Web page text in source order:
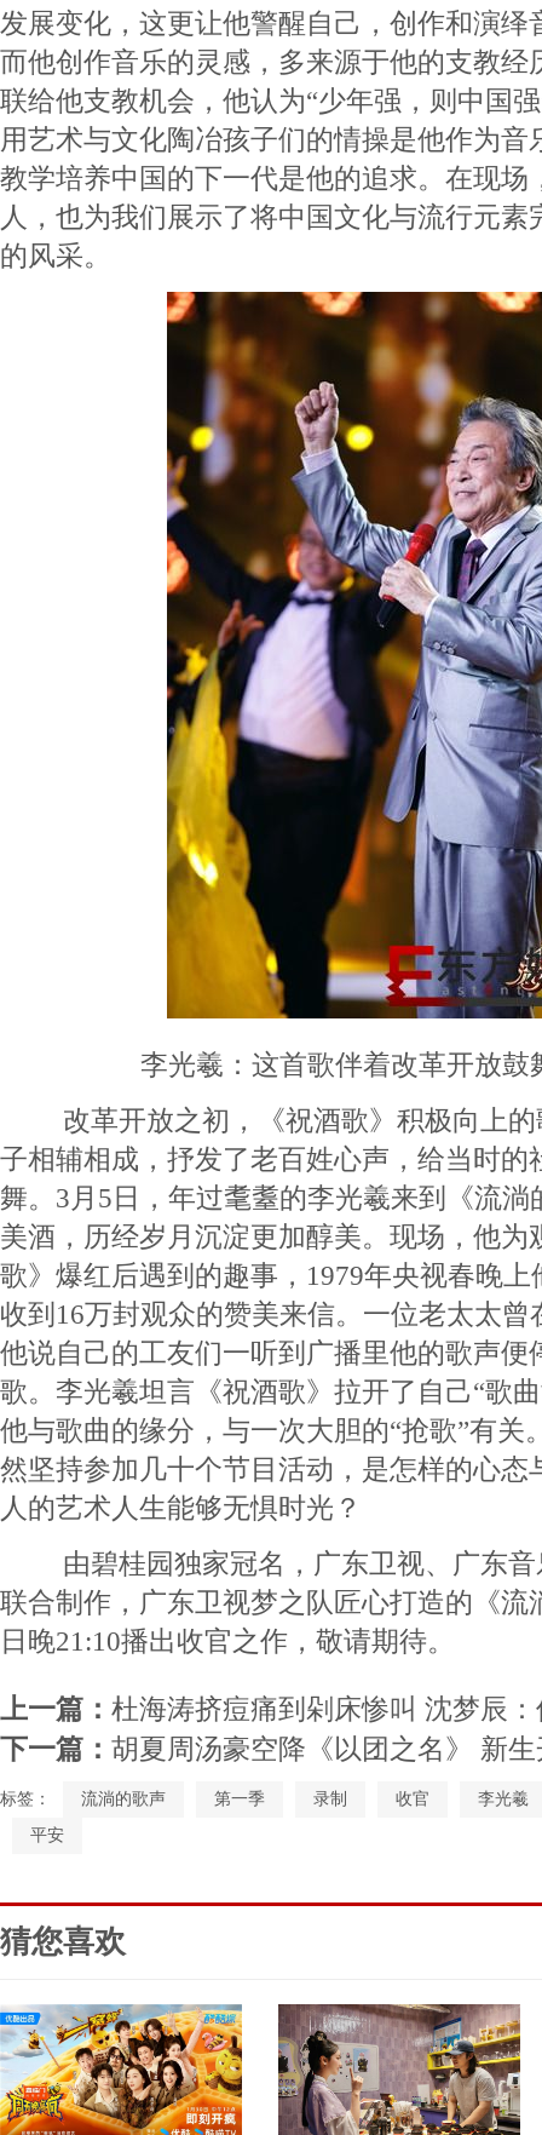
发展变化，这更让他警醒自己，创作和演绎
而他创作音乐的灵感，多来源于他的支教经
联给他支教机会，他认为“少年强，则中国
用艺术与文化陶冶孩子们的情操是他作为音
教学培养中国的下一代是他的追求。在现场
人，也为我们展示了将中国文化与流行元
的风采。
李光羲：这首歌伴着改革开放鼓
改革开放之初，《祝酒歌》积极向上的
子相辅相成，抒发了老百姓心声，给当时的
舞。3月5日，年过耄耋的李光羲来到《流
美酒，历经岁月沉淀更加醇美。现场，他为
歌》爆红后遇到的趣事，1979年央视春晚
收到16万封观众的赞美来信。一位老太太
他说自己的工友们一听到广播里他的歌声便
歌。李光羲坦言《祝酒歌》拉开了自己“歌
他与歌曲的缘分，与一次大胆的“抢歌”有关
然坚持参加几十个节目活动，是怎样的心态
人的艺术人生能够无惧时光？
由碧桂园独家冠名，广东卫视、广东音
联合制作，广东卫视梦之队匠心打造的《流
日晚21:10播出收官之作，敬请期待。
上一篇： 杜海涛挤痘痛到剁床惨叫 沈梦辰
下一篇： 胡夏周汤豪空降《以团之名》 新
标签： 流淌的歌声 第一季 录制 收官
李光羲
平安
猜您喜欢